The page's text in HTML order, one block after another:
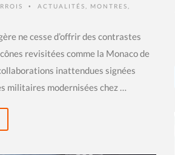
• ACTUALITÉS MONTRES
ne cesse d’offrir des contrastes
revisitées comme la Monaco de
inattendues signées
militaires modernisées chez …